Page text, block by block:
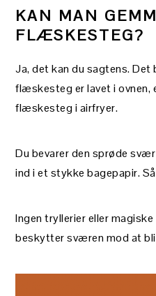
KAN MAN
FLÆSKESTEG?
Ja, det kan du sagtens.
flæskesteg er lavet i ovnen,
flæskesteg i airfryer.
Du bevarer den sprøde
ind i et stykke bagepapir.
Ingen tryllerier eller
beskytter sværen mod at